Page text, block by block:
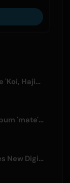
=LOVE Announces New Single 'Koi, Hajimemashita.' and Tokyo Dome Concerts
AliA Releases Post-Hiatus Album 'mate', Announces Tokyo Live
ShowMinorSavage Announces New Digital Single 'Gradation'